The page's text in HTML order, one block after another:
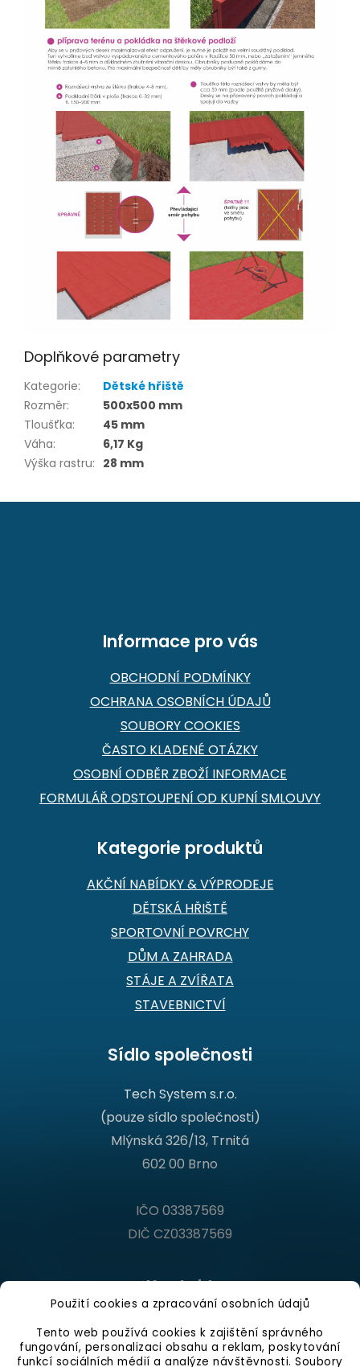
Použití cookies a zpracování osobních údajů
Tento web používá cookies k zajištění správného
fungování, personalizaci obsahu a reklam, poskytování
funkcí sociálních médií a analýze návštěvnosti. Soubory
Doplňkové parametry
Kategorie:
Dětské hřiště
Rozměr:
500x500 mm
Tloušťka:
45 mm
Váha:
6,17 Kg
Výška rastru: 28 mm
Informace pro vás
OBCHODNÍ PODMÍNKY
OCHRANA OSOBNÍCH ÚDAJŮ
SOUBORY COOKIES
ČASTO KLADENÉ OTÁZKY
OSOBNÍ ODBĚR ZBOŽÍ INFORMACE
FORMULÁŘ ODSTOUPENÍ OD KUPNÍ SMLOUVY
Kategorie produktů
AKČNÍ NABÍDKY & VÝPRODEJE
DĚTSKÁ HŘIŠTĚ
SPORTOVNÍ POVRCHY
DŮM A ZAHRADA
STÁJE A ZVÍŘATA
STAVEBNICTVÍ
Sídlo společnosti
Tech System s.r.o.
(pouze sídlo společnosti)
Mlýnská 326/13, Trnitá
602 00 Brno
IČO 03387569
DIČ CZ03387569
Kontakt
Infolinka
Po - Pá 9:00 - 16:00 hod.